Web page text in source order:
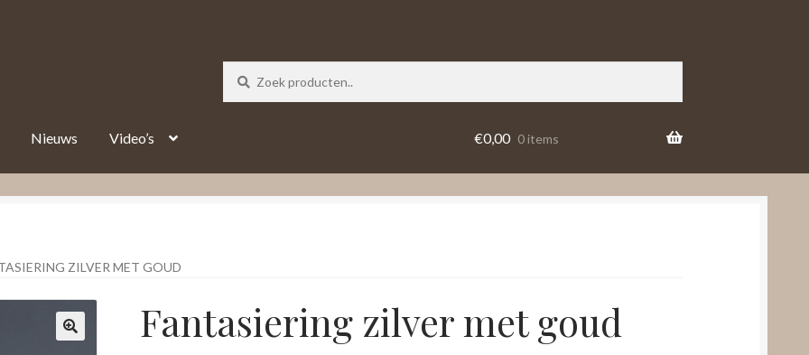
Nieuws Video’s €0,00 0 items
ZILVER MET GOUD
Fantasiering zilver met goud